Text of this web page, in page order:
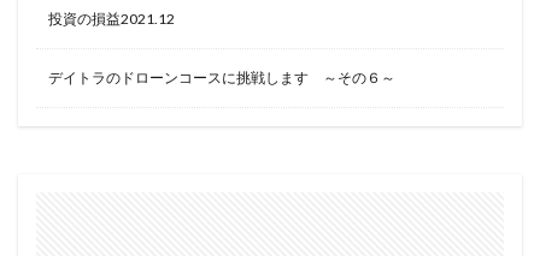
投資の損益2021.12
デイトラのドローンコースに挑戦します ～その６～